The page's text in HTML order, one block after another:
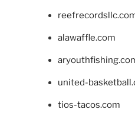
alawaffle.com
united-
tios-tacos.com